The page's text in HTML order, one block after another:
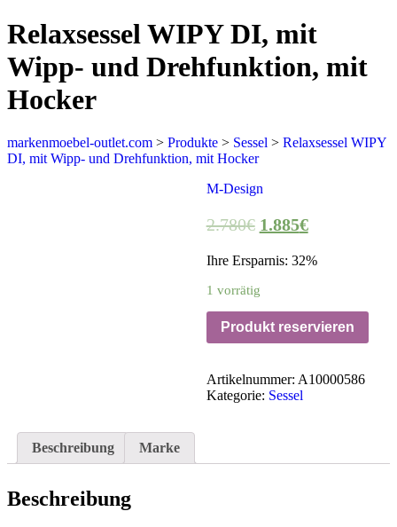
Relaxsessel WIPY DI, mit
Wipp- und Drehfunktion, mit
Hocker
markenmoebel-outlet.com > Produkte > Sessel > Relaxsessel WIPY
DI, mit Wipp- und Drehfunktion, mit Hocker
M-Design
2.780€ 1.885€
Ihre Ersparnis: 32%
1 vorrätig
Produkt reservieren
Artikelnummer: A10000586
Kategorie: Sessel
Beschreibung Marke
Beschreibung